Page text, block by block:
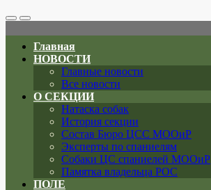
Search
Toggle
Меню
Главная
НОВОСТИ
Главные новости
Все новости
О СЕКЦИИ
Натаска собак
История секции
Состав Бюро ЦСС МООиР
Эксперты по спаниелям
Собаки ЦС спаниелей МООиР
Памятка владельца РОС
ПОЛЕ